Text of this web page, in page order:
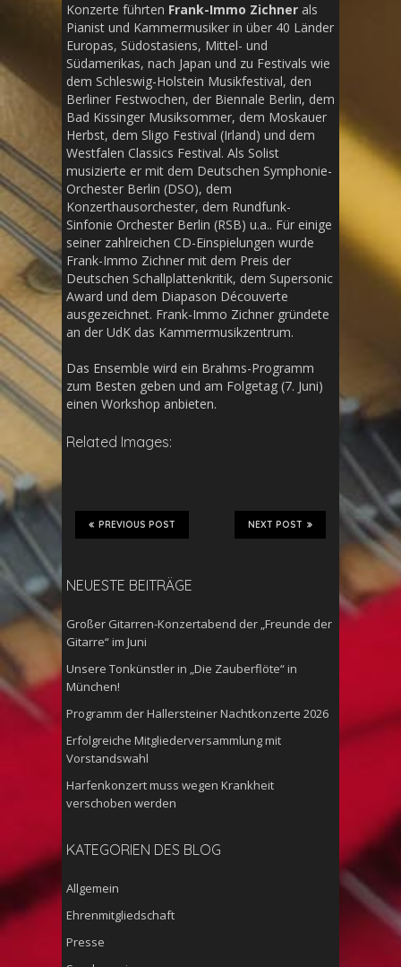
Konzerte führten Frank-Immo Zichner als
Pianist und Kammermusiker in über 40 Länder
Europas, Südostasiens, Mittel- und
Südamerikas, nach Japan und zu Festivals wie
dem Schleswig-Holstein Musikfestival, den
Berliner Festwochen, der Biennale Berlin, dem
Bad Kissinger Musiksommer, dem Moskauer
Herbst, dem Sligo Festival (Irland) und dem
Westfalen Classics Festival. Als Solist
musizierte er mit dem Deutschen Symphonie-
Orchester Berlin (DSO), dem
Konzerthausorchester, dem Rundfunk-
Sinfonie Orchester Berlin (RSB) u.a.. Für einige
seiner zahlreichen CD-Einspielungen wurde
Frank-Immo Zichner mit dem Preis der
Deutschen Schallplattenkritik, dem Supersonic
Award und dem Diapason Découverte
ausgezeichnet. Frank-Immo Zichner gründete
an der UdK das Kammermusikzentrum.
Das Ensemble wird ein Brahms-Programm
zum Besten geben und am Folgetag (7. Juni)
einen Workshop anbieten.
Related Images:
NEXT POST
PREVIOUS POST
NEUESTE BEITRÄGE
Großer Gitarren-Konzertabend der „Freunde der
Gitarre“ im Juni
Unsere Tonkünstler in „Die Zauberflöte“ in
München!
Programm der Hallersteiner Nachtkonzerte 2026
Erfolgreiche Mitgliederversammlung mit
Vorstandswahl
Harfenkonzert muss wegen Krankheit
verschoben werden
KATEGORIEN DES BLOG
Allgemein
Ehrenmitgliedschaft
Presse